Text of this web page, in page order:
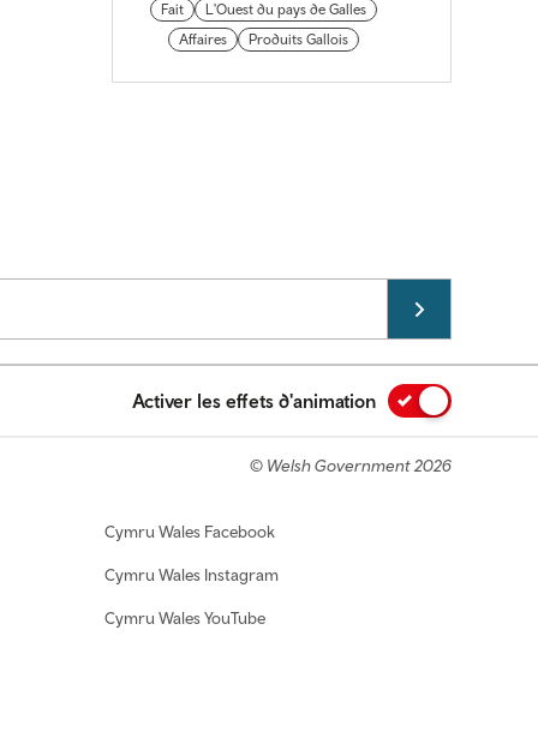
Fait
L'Ouest du pays de Galles
Affaires
Produits Gallois
Activer les effets d'animation
© Welsh Government 2026
Cymru Wales Facebook
Cymru Wales Instagram
Cymru Wales YouTube